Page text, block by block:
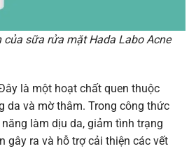
của sữa rửa mặt Hada Labo Acne
là một hoạt chất quen thuộc
da và mờ thâm. Trong công thức
làm dịu da, giảm tình trạng
gây ra và hỗ trợ cải thiện các vết